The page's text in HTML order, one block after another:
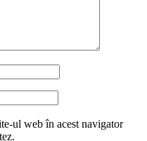
ul web în acest navigator